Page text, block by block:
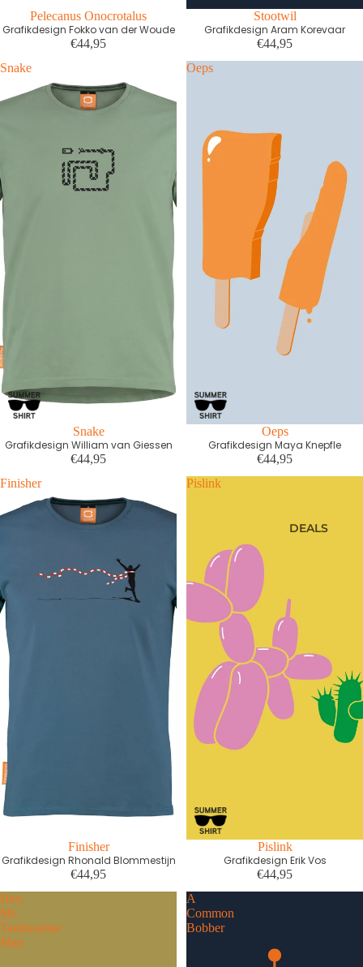
DEALS
First edition
Pelecanus Onocrotalus
Grafikdesign Fokko van der Woude
€44,95
Stootwil
Grafikdesign Aram Korevaar
€44,95
Snake
Snake
Grafikdesign William van Giessen
€44,95
Oeps
Oeps
Grafikdesign Maya Knepfle
€44,95
Finisher
Finisher
Grafikdesign Rhonald Blommestijn
€44,95
Pislink
Pislink
Grafikdesign Erik Vos
€44,95
Hey,
Mr.
Tambourine
Man
A
Common
Bobber